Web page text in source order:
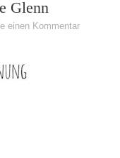
Glenn
einen Kommentar